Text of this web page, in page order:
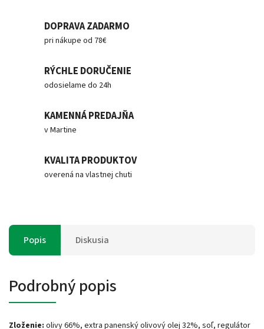
DOPRAVA ZADARMO
pri nákupe od 78€
RÝCHLE DORUČENIE
odosielame do 24h
KAMENNÁ PREDAJŇA
v Martine
KVALITA PRODUKTOV
overená na vlastnej chuti
Popis Diskusia
Podrobný popis
Zloženie: olivy 66%, extra panenský olivový olej 32%, soľ, regulátor